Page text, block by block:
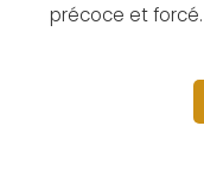
précoce et forcé.